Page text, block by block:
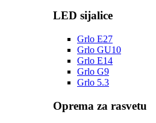
LED sijalice
Grlo E27
Grlo GU10
Grlo E14
Grlo G9
Grlo 5.3
Oprema za rasvetu